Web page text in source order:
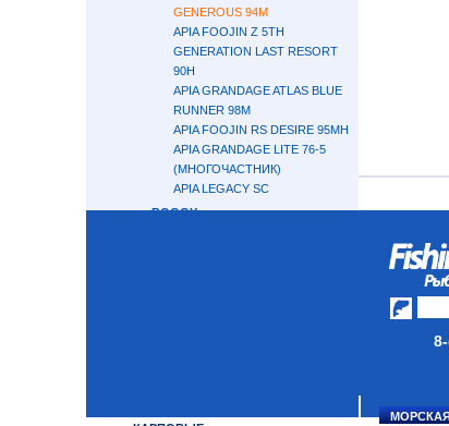
GENEROUS 94M
APIA FOOJIN Z 5TH
GENERATION LAST RESORT
90H
APIA GRANDAGE ATLAS BLUE
RUNNER 98M
APIA FOOJIN RS DESIRE 95MH
APIA GRANDAGE LITE 76-5
(МНОГОЧАСТНИК)
APIA LEGACY SC
BOGGY